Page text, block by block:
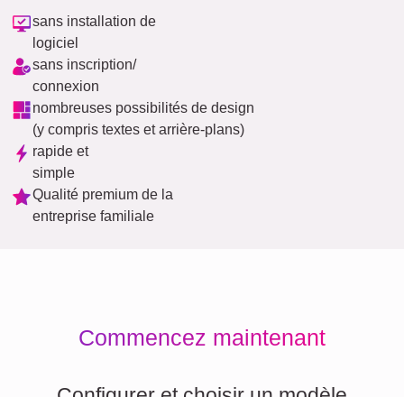
sans installation de
logiciel
sans inscription/
connexion
nombreuses possibilités de design
(y compris textes et arrière-plans)
rapide et
simple
Qualité premium de la
entreprise familiale
Commencez maintenant